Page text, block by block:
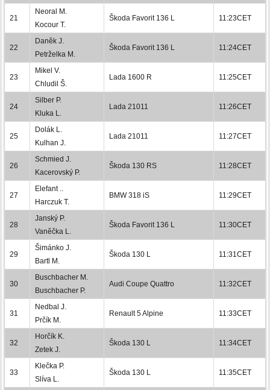
21
Neoral M.
Kocour T.
Škoda Favorit 136 L 11:23CET
22
Daněk J.
Petrželka M.
Škoda Favorit 136 L 11:24CET
23
Mikel V.
Chludil Š.
Lada 1600 R 11:25CET
24
Silber P.
Kluka L.
Lada 21011 11:26CET
25
Dolák L.
Kulhan J.
Lada 21011 11:27CET
26
Schmied J.
Kacerovský P.
Škoda 130 RS 11:28CET
27
Elefant ..
Harczuk T.
BMW 318 iS 11:29CET
28
Janský P.
Vaněčka L.
Škoda Favorit 136 L 11:30CET
29
Šimánko J.
Bartl M.
Škoda 130 L 11:31CET
30
Buschbacher M.
Buschbacher P.
Audi Coupe Quattro 11:32CET
31
Nedbal J.
Prčík M.
Renault 5 Alpine 11:33CET
32
Horčík K.
Zetek J.
Škoda 130 L 11:34CET
33
Klečka P.
Slíva L.
Škoda 130 L 11:35CET